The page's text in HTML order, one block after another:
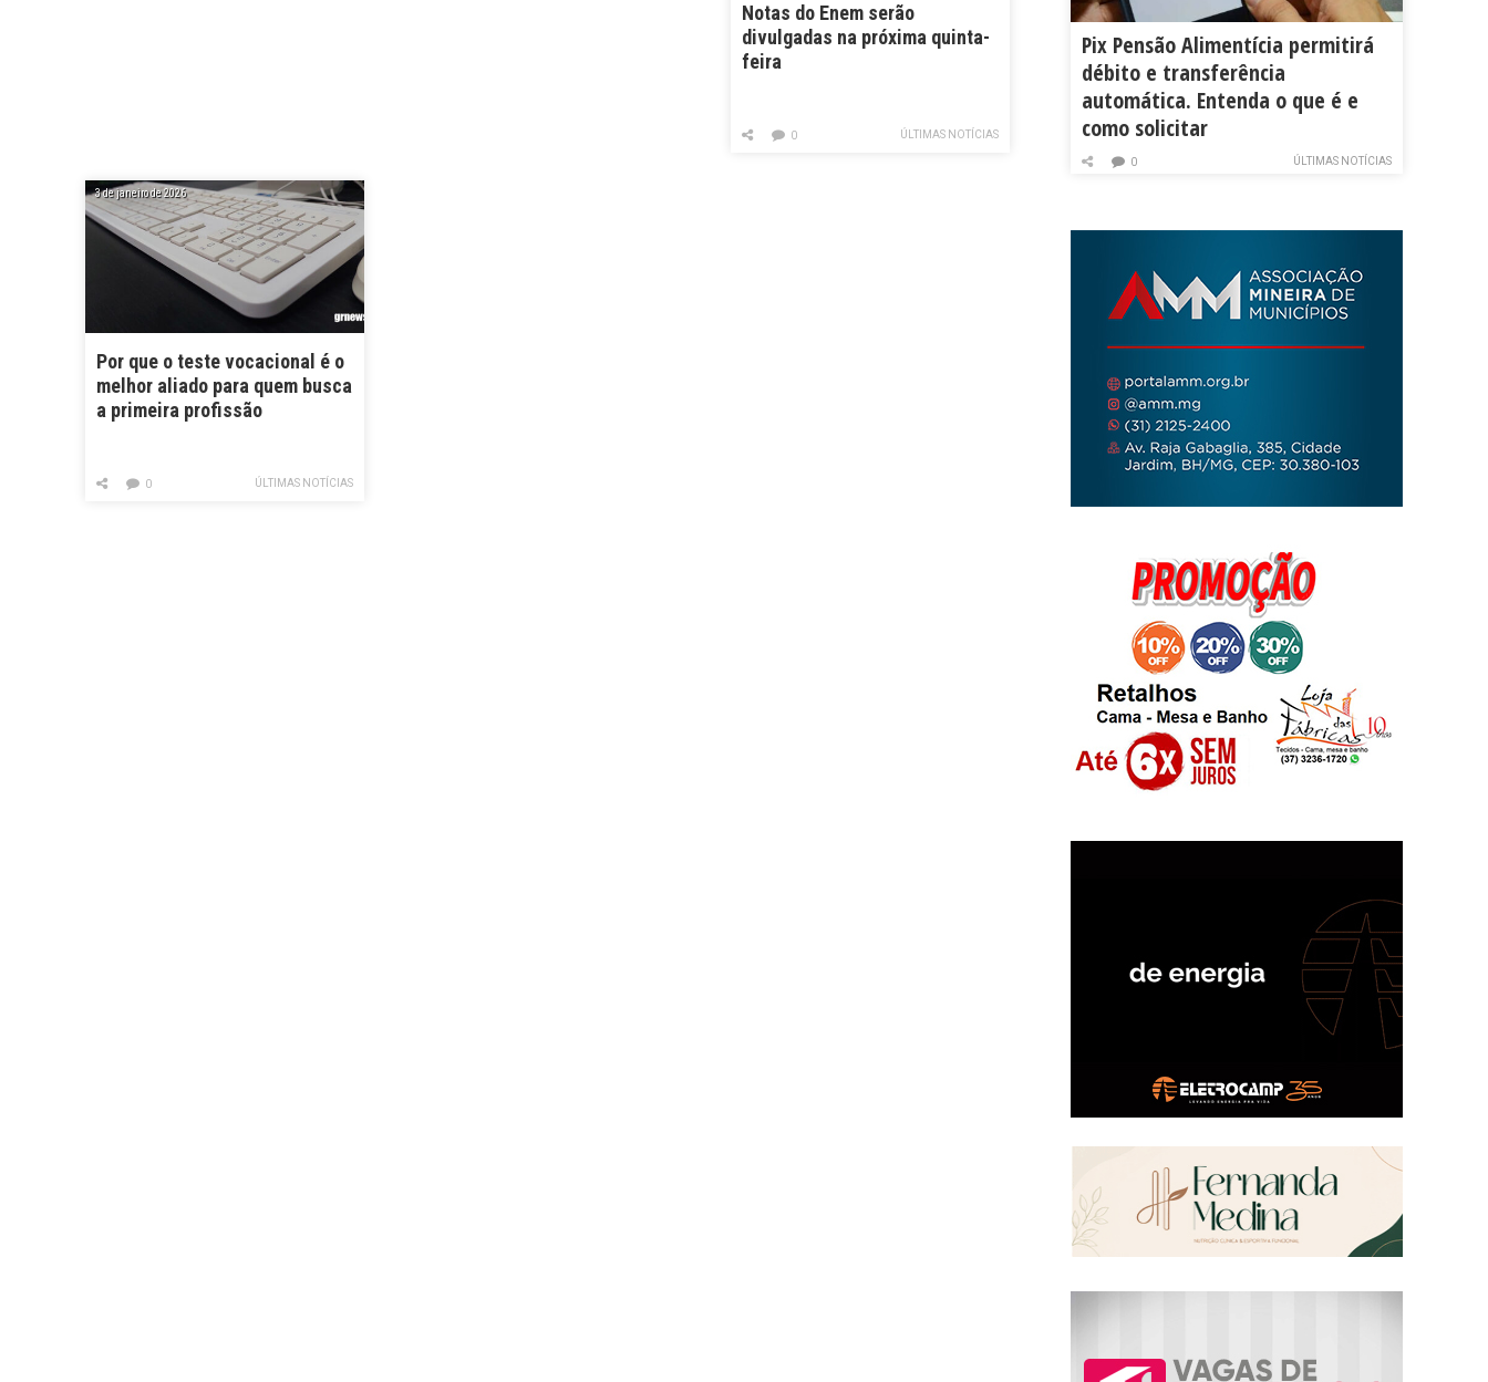
Notas do Enem serão
divulgadas na próxima quinta-
feira
ÚLTIMAS NOTÍCIAS
0
3 de janeiro de 2026
Por que o teste vocacional é o
melhor aliado para quem busca
a primeira profissão
ÚLTIMAS NOTÍCIAS
0
Pix Pensão Alimentícia permitirá
débito e transferência
automática. Entenda o que é e
como solicitar
ÚLTIMAS NOTÍCIAS
0